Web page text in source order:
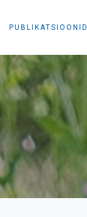
PUBLIKATSIOONID